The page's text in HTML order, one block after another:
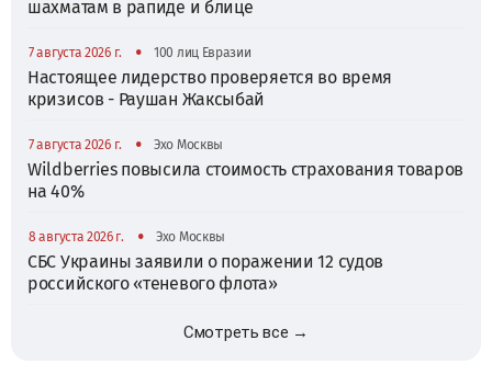
шахматам в рапиде и блице
7 августа 2026 г. • 100 лиц Евразии
Настоящее лидерство проверяется во время
кризисов - Раушан Жаксыбай
7 августа 2026 г. • Эхо Москвы
Wildberries повысила стоимость страхования товаров
на 40%
8 августа 2026 г. • Эхо Москвы
СБС Украины заявили о поражении 12 судов
российского «теневого флота»
Смотреть все →